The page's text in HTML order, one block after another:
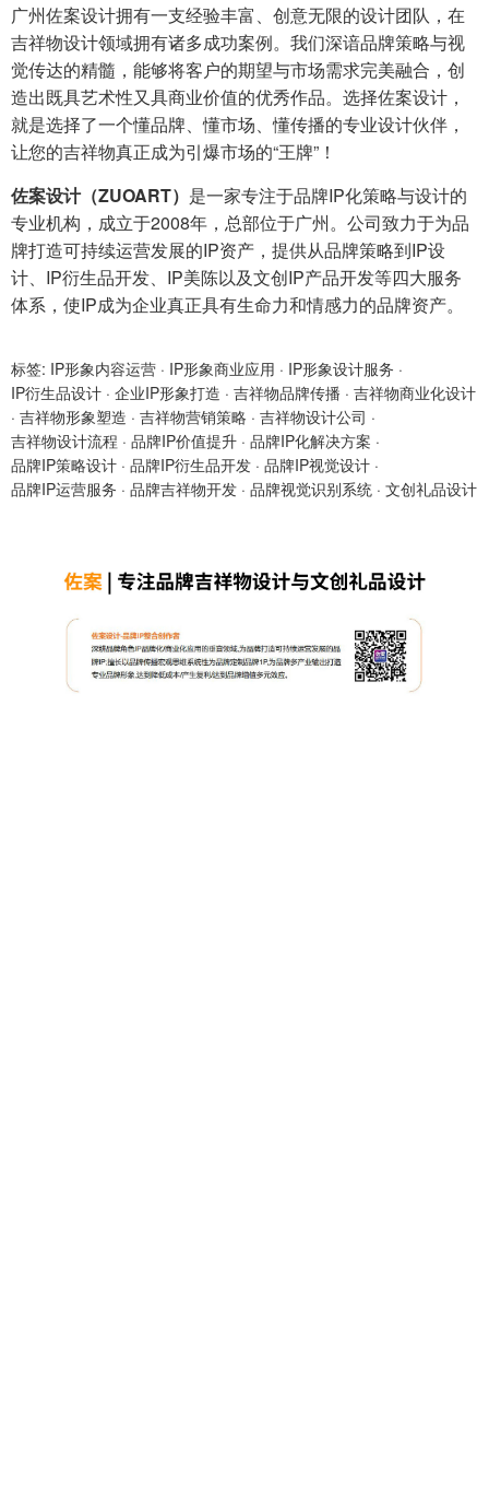
广州佐案设计拥有一支经验丰富、创意无限的设计团队，在
吉祥物设计领域拥有诸多成功案例。我们深谙品牌策略与视
觉传达的精髓，能够将客户的期望与市场需求完美融合，创
造出既具艺术性又具商业价值的优秀作品。选择佐案设计，
就是选择了一个懂品牌、懂市场、懂传播的专业设计伙伴，
让您的吉祥物真正成为引爆市场的“王牌”！
佐案设计（ZUOART） 是一家专注于品牌IP化策略与设计的
专业机构，成立于2008年，总部位于广州。公司致力于为品
牌打造可持续运营发展的IP资产，提供从品牌策略到IP设
计、IP衍生品开发、IP美陈以及文创IP产品开发等四大服务
体系，使IP成为企业真正具有生命力和情感力的品牌资产。
标签: IP形象内容运营 · IP形象商业应用 · IP形象设计服务 ·
IP衍生品设计 · 企业IP形象打造 · 吉祥物品牌传播 · 吉祥物商业化设计
· 吉祥物形象塑造 · 吉祥物营销策略 · 吉祥物设计公司 ·
吉祥物设计流程 · 品牌IP价值提升 · 品牌IP化解决方案 ·
品牌IP策略设计 · 品牌IP衍生品开发 · 品牌IP视觉设计 ·
品牌IP运营服务 · 品牌吉祥物开发 · 品牌视觉识别系统 · 文创礼品设计